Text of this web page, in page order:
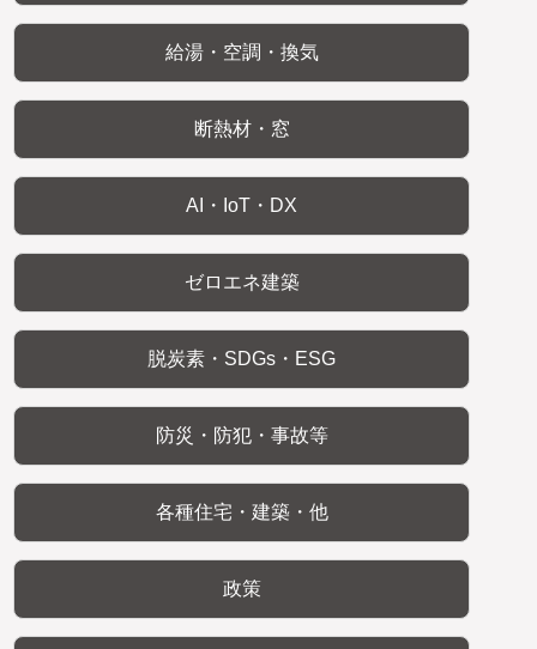
給湯・空調・換気
断熱材・窓
AI・IoT・DX
ゼロエネ建築
脱炭素・SDGs・ESG
防災・防犯・事故等
各種住宅・建築・他
政策